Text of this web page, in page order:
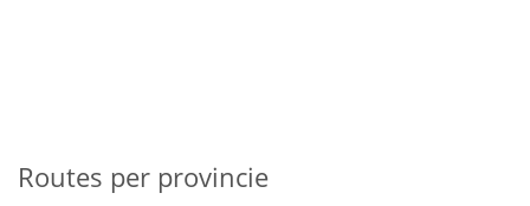
Routes per provincie